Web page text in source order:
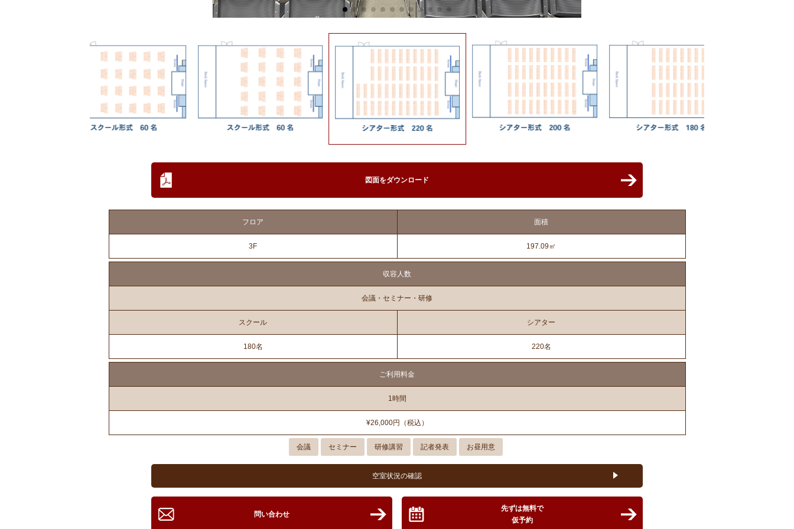
図面をダウンロード
フロア 面積
3F 197.09㎡
収容人数
会議・セミナー・研修
スクール シアター
180名 220名
ご利用料金
1時間
¥26,000円（税込）
会議 セミナー 研修講習 記者発表 お昼用意
空室状況の確認
問い合わせ
先ずは無料で
仮予約